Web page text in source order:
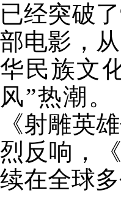
已经突破
部电影，
华民族文
风”热潮
《射雕英
烈反响，
续在全球